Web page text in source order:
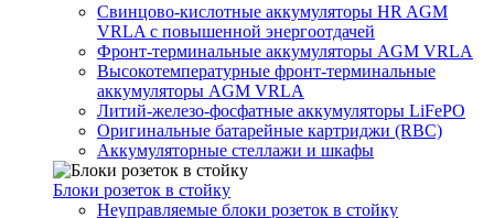
Свинцово-кислотные аккумуляторы HR AGM
VRLA с повышенной энергоотдачей
Фронт-терминальные аккумуляторы AGM VRLA
Высокотемпературные фронт-терминальные
аккумуляторы AGM VRLA
Литий-железо-фосфатные аккумуляторы LiFePO
Оригинальные батарейные картриджи (RBC)
Аккумуляторные стеллажи и шкафы
Блоки розеток в стойку
Неуправляемые блоки розеток в стойку